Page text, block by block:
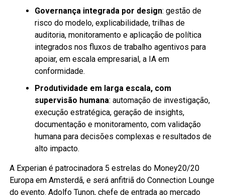
Governança integrada por design: gestão de
risco do modelo, explicabilidade, trilhas de
auditoria, monitoramento e aplicação de política
integrados nos fluxos de trabalho agentivos para
apoiar, em escala empresarial, a IA em
conformidade.
Produtividade em larga escala, com
supervisão humana: automação de investigação,
execução estratégica, geração de insights,
documentação e monitoramento, com validação
humana para decisões complexas e resultados de
alto impacto.
A Experian é patrocinadora 5 estrelas do Money20/20
Europa em Amsterdã, e será anfitriã do Connection Lounge
do evento. Adolfo Tunon, chefe de entrada ao mercado